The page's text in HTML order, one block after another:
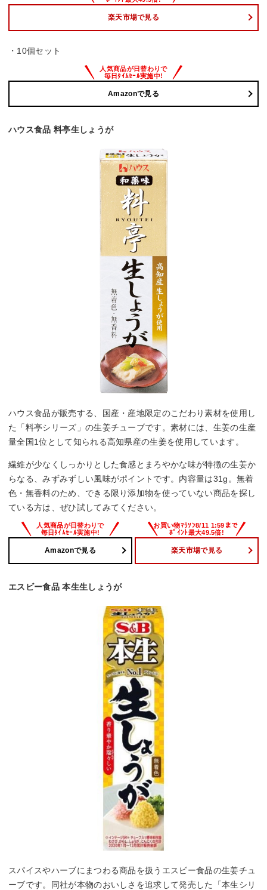
楽天市場で見る
・10個セット
Amazonで見る
ハウス食品 料亭生しょうが
ハウス食品が販売する、国産・産地限定のこだわり素材を使用し
た「料亭シリーズ」の生姜チューブです。素材には、生姜の生産
量全国1位として知られる高知県産の生姜を使用しています。
繊維が少なくしっかりとした食感とまろやかな味が特徴の生姜か
らなる、みずみずしい風味がポイントです。内容量は31g。無着
色・無香料のため、できる限り添加物を使っていない商品を探し
ている方は、ぜひ試してみてください。
Amazonで見る 楽天市場で見る
エスビー食品 本生生しょうが
スパイスやハーブにまつわる商品を扱うエスビー食品の生姜チュ
ーブです。同社が本物のおいしさを追求して発売した「本生シリ